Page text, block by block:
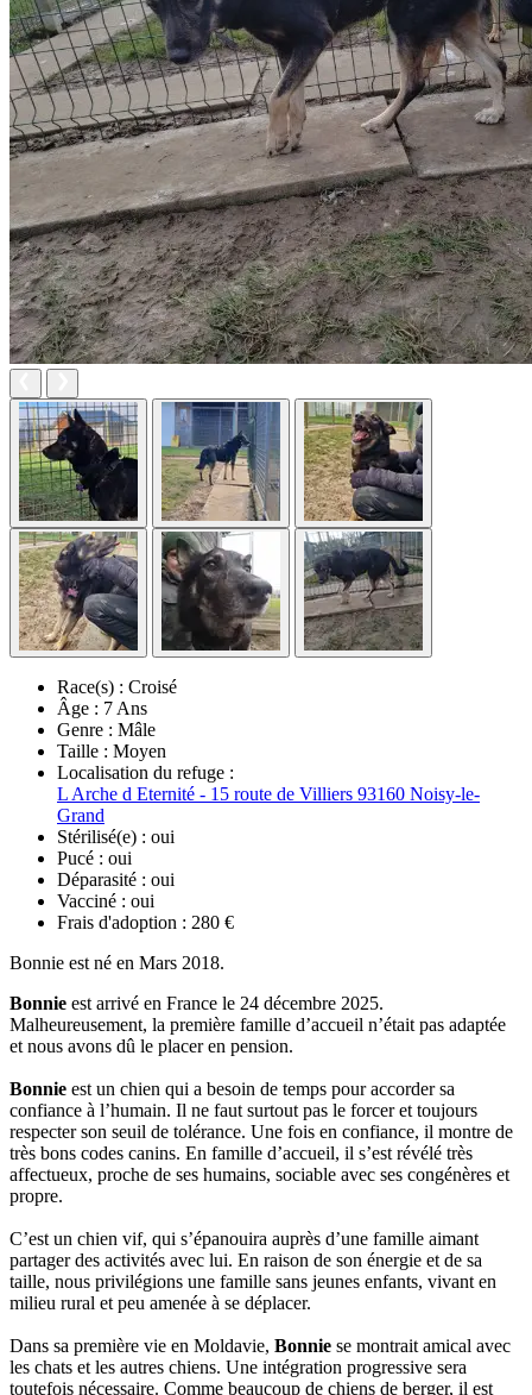
Race(s) : Croisé
Âge : 7 Ans
Genre : Mâle
Taille : Moyen
Localisation du refuge :
L Arche d Eternité - 15 route de Villiers 93160 Noisy-le-
Grand
Stérilisé(e) : oui
Pucé : oui
Déparasité : oui
Vacciné : oui
Frais d'adoption : 280 €
Bonnie est né en Mars 2018.
Bonnie est arrivé en France le 24 décembre 2025.
Malheureusement, la première famille d’accueil n’était pas adaptée
et nous avons dû le placer en pension.
Bonnie est un chien qui a besoin de temps pour accorder sa
confiance à l’humain. Il ne faut surtout pas le forcer et toujours
respecter son seuil de tolérance. Une fois en confiance, il montre de
très bons codes canins. En famille d’accueil, il s’est révélé très
affectueux, proche de ses humains, sociable avec ses congénères et
propre.
C’est un chien vif, qui s’épanouira auprès d’une famille aimant
partager des activités avec lui. En raison de son énergie et de sa
taille, nous privilégions une famille sans jeunes enfants, vivant en
milieu rural et peu amenée à se déplacer.
Dans sa première vie en Moldavie, Bonnie se montrait amical avec
les chats et les autres chiens. Une intégration progressive sera
toutefois nécessaire. Comme beaucoup de chiens de berger, il est